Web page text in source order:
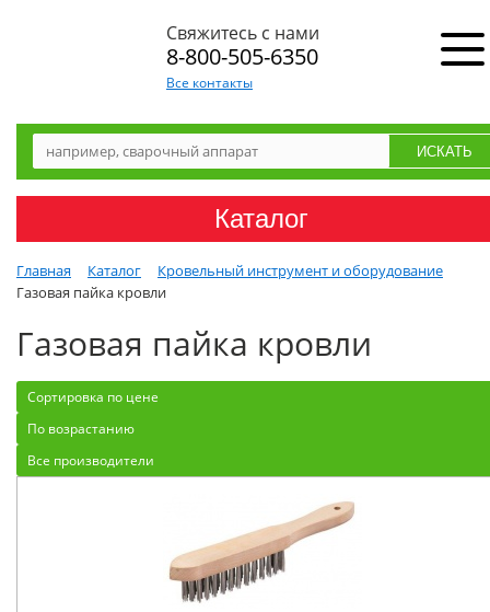
Свяжитесь с нами
8-800-505-6350
Все контакты
Каталог
Главная Каталог
Кровельный инструмент и оборудование
Газовая пайка кровли
Газовая пайка кровли
Сортировка по цене
По возрастанию
Все производители